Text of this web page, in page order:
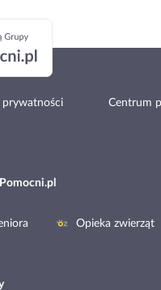
prywatności Centrum
Opieka zwierząt